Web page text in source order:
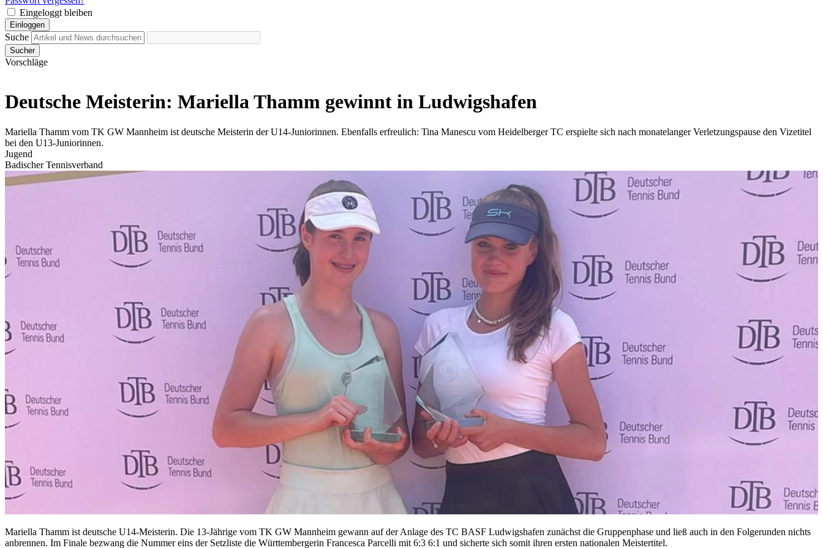
Eingeloggt bleiben
Einloggen
Suche
Sucher
Vorschläge
Deutsche Meisterin: Mariella Thamm gewinnt in Ludwigshafen
Mariella Thamm vom TK GW Mannheim ist deutsche Meisterin der U14-Juniorinnen. Ebenfalls erfreulich: Tina Manescu vom Heidelberger TC erspielte sich nach monatelanger Verletzungspause den Vizetitel
bei den U13-Juniorinnen.
Jugend
Badischer Tennisverband
Mariella Thamm ist deutsche U14-Meisterin. Die 13-Jährige vom TK GW Mannheim gewann auf der Anlage des TC BASF Ludwigshafen zunächst die Gruppenphase und ließ auch in den Folgerunden nichts
anbrennen. Im Finale bezwang die Nummer eins der Setzliste die Württembergerin Francesca Parcelli mit 6:3 6:1 und sicherte sich somit ihren ersten nationalen Meistertitel.